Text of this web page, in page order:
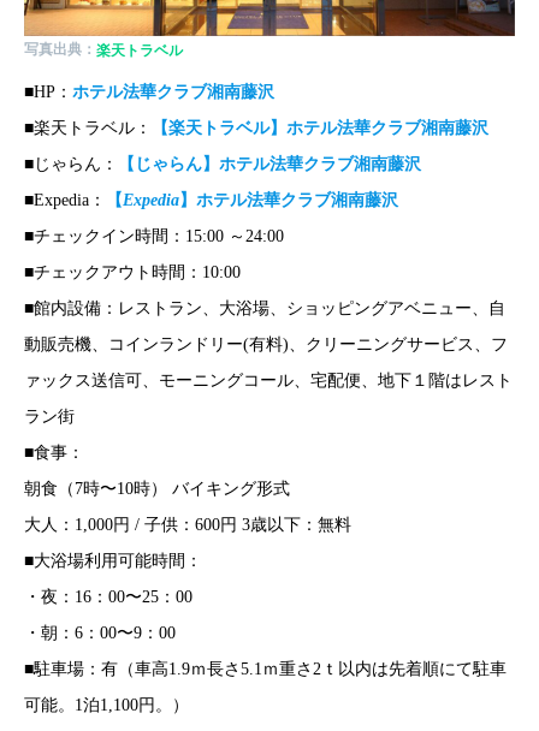
写真出典： 楽天トラベル
■HP： ホテル法華クラブ湘南藤沢
■楽天トラベル：
【楽天トラベル】ホテル法華クラブ湘南藤沢
■じゃらん：
【じゃらん】ホテル法華クラブ湘南藤沢
■Expedia：
【Expedia】ホテル法華クラブ湘南藤沢
■チェックイン時間：15:00 ～24:00
■チェックアウト時間：10:00
■館内設備：レストラン、大浴場、ショッピングアベニュー、自
動販売機、コインランドリー(有料)、クリーニングサービス、フ
ァックス送信可、モーニングコール、宅配便、地下１階はレスト
ラン街
■食事：
朝食（7時〜10時） バイキング形式
大人：1,000円 / 子供：600円 3歳以下：無料
■大浴場利用可能時間：
・夜：16：00〜25：00
・朝：6：00〜9：00
■駐車場：有（車高1.9ｍ長さ5.1ｍ重さ2ｔ以内は先着順にて駐車
可能。1泊1,100円。）